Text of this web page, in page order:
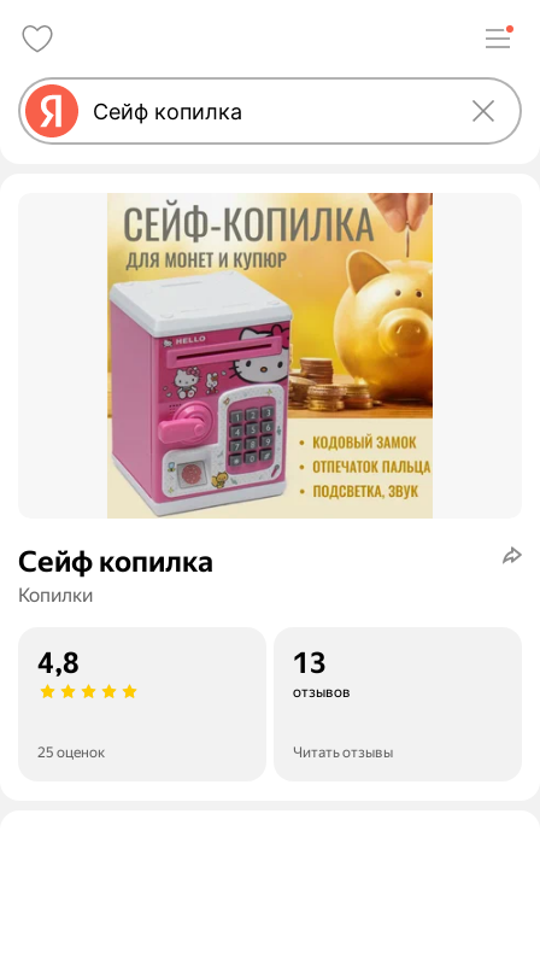
Сейф копилка
Копилки
4,8
25 оценок
13
отзывов
Читать отзывы